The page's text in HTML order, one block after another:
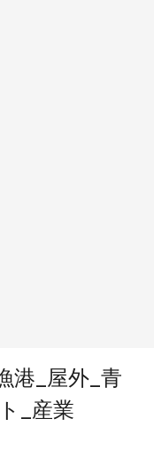
港_屋外_青
_産業